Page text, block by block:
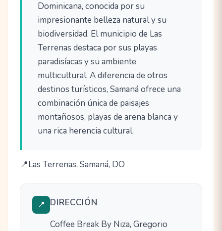
Dominicana, conocida por su
impresionante belleza natural y su
biodiversidad. El municipio de Las
Terrenas destaca por sus playas
paradisíacas y su ambiente
multicultural. A diferencia de otros
destinos turísticos, Samaná ofrece una
combinación única de paisajes
montañosos, playas de arena blanca y
una rica herencia cultural.
Las Terrenas, Samaná, DO
📍 DIRECCIÓN
Coffee Break By Niza, Gregorio